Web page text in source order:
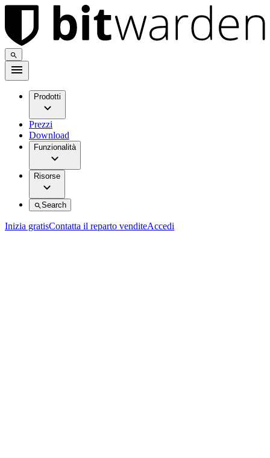
Prodotti
Prezzi
Download
Funzionalità
Risorse
Search
Inizia gratisContatta il reparto venditeAccedi